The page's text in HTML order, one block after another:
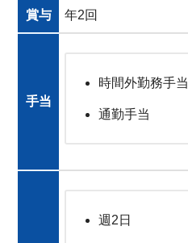
賞与 年2回
手当
時間外勤務手当
通勤手当
週2日